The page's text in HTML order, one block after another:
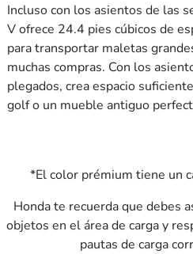
Incluso con los asientos de las
V ofrece 24.4 pies cúbicos de
para transportar maletas
muchas compras. Con los
plegados, crea espacio
golf o un mueble antiguo
*El color prémium tiene un
Honda te recuerda que debes
objetos en el área de carga y
pautas de carga